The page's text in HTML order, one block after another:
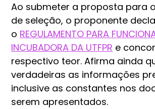
Ao submeter a proposta para
de seleção, o proponente
o REGULAMENTO PARA
INCUBADORA DA UTFPR e
respectivo teor. Afirma ainda
verdadeiras as informações
inclusive as constantes nos
serem apresentados.